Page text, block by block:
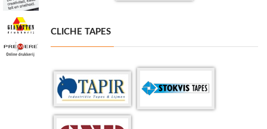
CLICHE TAPES